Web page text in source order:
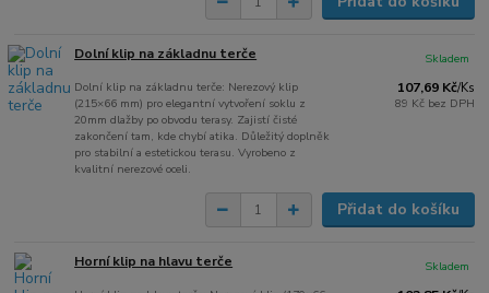
Dolní klip na základnu terče
Dolní klip na základnu terče: Nerezový klip
(215×66 mm) pro elegantní vytvoření soklu z
20mm dlažby po obvodu terasy. Zajistí čisté
zakončení tam, kde chybí atika. Důležitý doplněk
pro stabilní a estetickou terasu. Vyrobeno z
kvalitní nerezové oceli.
107,69 Kč/Ks
89 Kč bez DPH
Skladem
Přidat do košíku
Horní klip na hlavu terče Skladem